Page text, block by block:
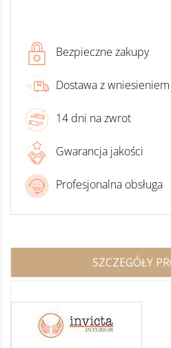
Bezpieczne zakupy
Dostawa z wniesieniem
14 dni na zwrot
Gwarancja jakości
Profesjonalna obsługa
SZCZEGÓŁY